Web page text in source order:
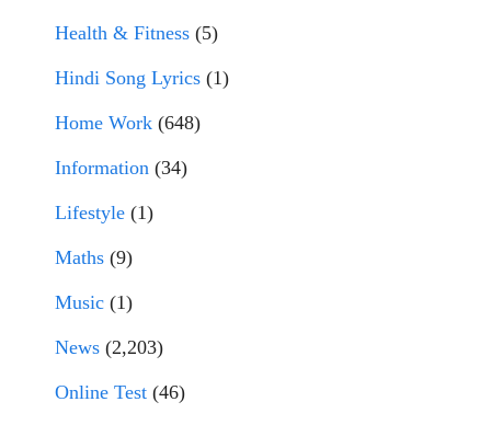
Health & Fitness (5)
Hindi Song Lyrics (1)
Home Work (648)
Information (34)
Lifestyle (1)
Maths (9)
Music (1)
News (2,203)
Online Test (46)